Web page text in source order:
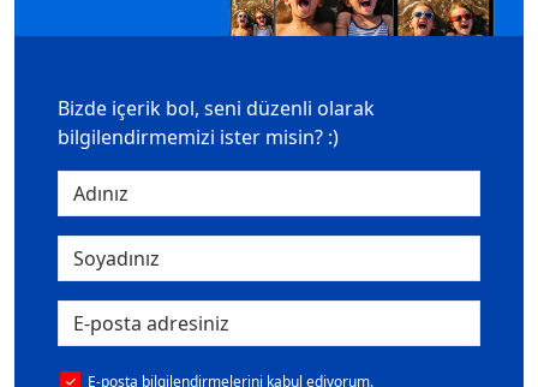
Bizde içerik bol, seni düzenli olarak
bilgilendirmemizi ister misin? :)
E-posta bilgilendirmelerini kabul ediyorum.